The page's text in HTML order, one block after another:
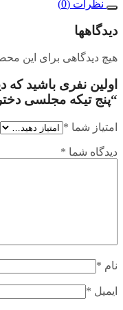
نظرات (0)
دیدگاهها
هیچ دیدگاهی برای این
اولین نفری باشید که
“پنج تیکه مجلسی
امتیاز شما *
دیدگاه شما *
نام *
ایمیل *